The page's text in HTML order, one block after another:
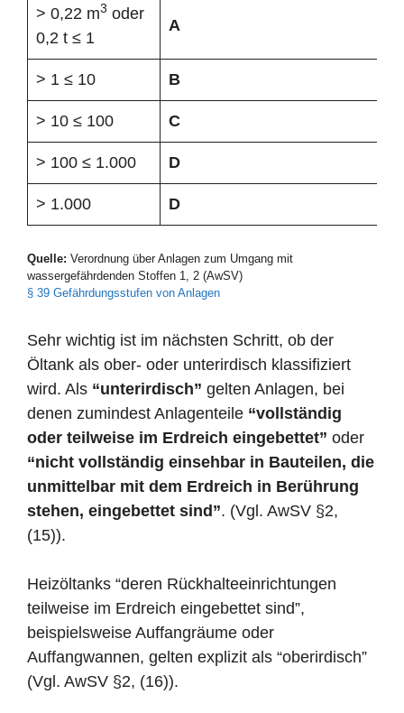
> 0,22 m3 oder
0,2 t ≤ 1
A
> 1 ≤ 10 B
> 10 ≤ 100 C
> 100 ≤ 1.000 D
> 1.000 D
Quelle: Verordnung über Anlagen zum Umgang mit
wassergefährdenden Stoffen 1, 2 (AwSV)
§ 39 Gefährdungsstufen von Anlagen
Sehr wichtig ist im nächsten Schritt, ob der
Öltank als ober- oder unterirdisch klassifiziert
wird. Als “unterirdisch” gelten Anlagen, bei
denen zumindest Anlagenteile “vollständig
oder teilweise im Erdreich eingebettet” oder
“nicht vollständig einsehbar in Bauteilen, die
unmittelbar mit dem Erdreich in Berührung
stehen, eingebettet sind”. (Vgl. AwSV §2,
(15)).
Heizöltanks “deren Rückhalteeinrichtungen
teilweise im Erdreich eingebettet sind”,
beispielsweise Auffangräume oder
Auffangwannen, gelten explizit als “oberirdisch”
(Vgl. AwSV §2, (16)).